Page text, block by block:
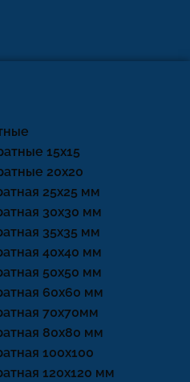
15х15
20х20
25х25 мм
30х30 мм
35х35 мм
40х40 мм
50х50 мм
60х60 мм
70х70мм
80х80 мм
100х100
120х120 мм